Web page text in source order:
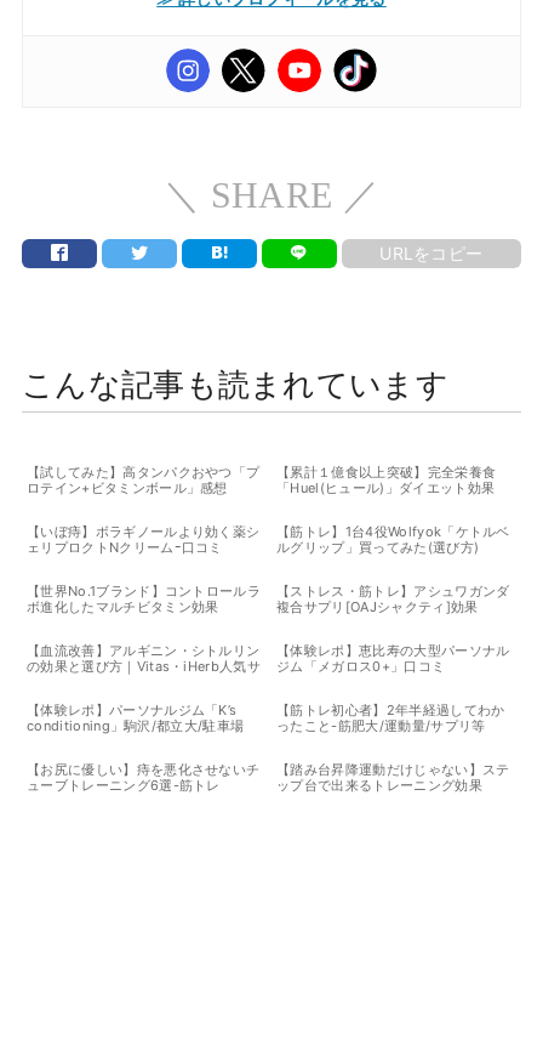
＼ SHARE ／
URLをコピー
こんな記事も読まれています
【試してみた】高タンパクおやつ「プ
ロテイン+ビタミンボール」感想
【累計１億食以上突破】完全栄養食
「Huel(ヒュール)」ダイエット効果
【いぼ痔】ボラギノールより効く薬シ
ェリプロクトNクリームｰ口コミ
【筋トレ】1台4役Wolfyok「ケトルベ
ルグリップ」買ってみた(選び方)
【世界No.1ブランド】コントロールラ
ボ進化したマルチビタミン効果
【ストレス・筋トレ】アシュワガンダ
複合サプリ[OAJシャクティ]効果
【血流改善】アルギニン・シトルリン
の効果と選び方｜Vitas・iHerb人気サ
【体験レポ】恵比寿の大型パーソナル
ジム「メガロス0+」口コミ
【体験レポ】パーソナルジム「K’s
conditioning」駒沢/都立大/駐車場
【筋トレ初心者】2年半経過してわか
ったこと-筋肥大/運動量/サプリ等
【お尻に優しい】痔を悪化させないチ
ューブトレーニング6選-筋トレ
【踏み台昇降運動だけじゃない】ステ
ップ台で出来るトレーニング効果